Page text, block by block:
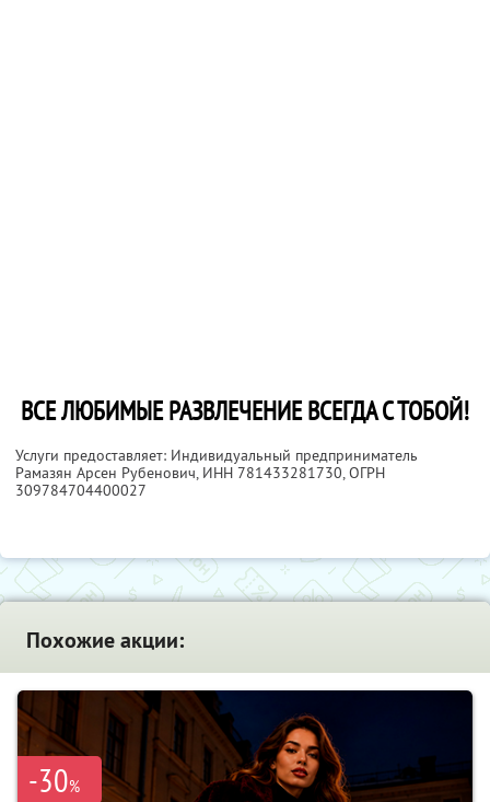
ВСЕ ЛЮБИМЫЕ РАЗВЛЕЧЕНИЕ ВСЕГДА С ТОБОЙ!
Услуги предоставляет: Индивидуальный предприниматель
Рамазян Арсен Рубенович, ИНН 781433281730, ОГРН
309784704400027
Похожие акции:
-30%